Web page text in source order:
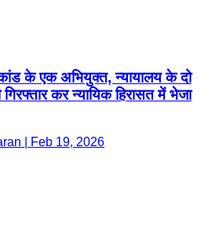
के एक अभियुक्त, न्यायालय के दो
कर न्यायिक हिरासत में भेजा
| Feb 19, 2026